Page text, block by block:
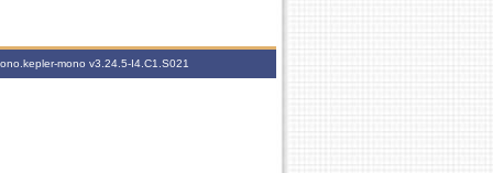
mono v3.24.5-I4.C1.S021